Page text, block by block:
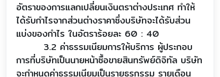
อัตราของการแลกเปลี่ยนเงินตราต่างประเทศ ทำให้
ได้รับกำไรจากส่วนต่างราคาซึ่งบริษัทจะได้รับส่วน
แบ่งของกำไร ในอัตราร้อยละ 60 : 40
3.2 ค่าธรรมเนียมการให้บริการ ผู้ประกอบ
การที่บริษัทเป็นนายหน้าซื้อขายสินทรัพย์ดิจิทัล บริษัท
จะกำหนดค่าธรรมเนียมเป็นรายธุรกรรม รายเดือน